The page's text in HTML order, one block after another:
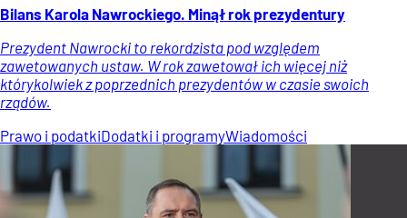
Bilans Karola Nawrockiego. Minął rok prezydentury
Prezydent Nawrocki to rekordzista pod względem
zawetowanych ustaw. W rok zawetował ich więcej niż
którykolwiek z poprzednich prezydentów w czasie swoich
rządów.
Prawo i podatkiDodatki i programyWiadomości